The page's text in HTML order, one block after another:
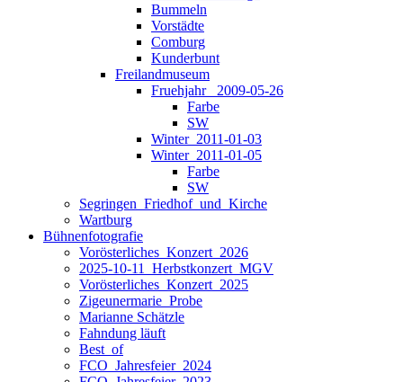
Bummeln
Vorstädte
Comburg
Kunderbunt
Freilandmuseum
Fruehjahr _2009-05-26
Farbe
SW
Winter_2011-01-03
Winter_2011-01-05
Farbe
SW
Segringen_Friedhof_und_Kirche
Wartburg
Bühnenfotografie
Vorösterliches_Konzert_2026
2025-10-11_Herbstkonzert_MGV
Vorösterliches_Konzert_2025
Zigeunermarie_Probe
Marianne Schätzle
Fahndung läuft
Best_of
FCO_Jahresfeier_2024